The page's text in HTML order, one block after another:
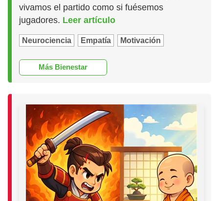
vivamos el partido como si fuésemos
jugadores. Leer artículo
Neurociencia Empatía Motivación
Más Bienestar